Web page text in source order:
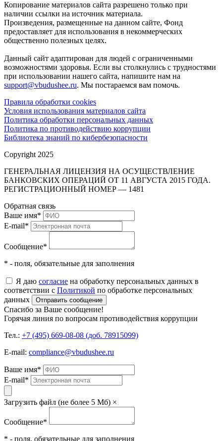
Копирование материалов сайта разрешено только при
наличии ссылки на источник материала.
Произведения, размещенные на данном сайте, Фонд
предоставляет для использования в некоммерческих
общественно полезных целях.
Данный сайт адаптирован для людей с ограниченными
возможностями здоровья. Если вы столкнулись с трудностями
при использовании нашего сайта, напишите нам на
support@vbudushee.ru. Мы постараемся вам помочь.
Правила обработки cookies
Условия использования материалов сайта
Политика обработки персональных данных
Политика по противодействию коррупции
Библиотека знаний по кибербезопасности
Copyright 2025
ГЕНЕРАЛЬНАЯ ЛИЦЕНЗИЯ НА ОСУЩЕСТВЛЕНИЕ
БАНКОВСКИХ ОПЕРАЦИЙ ОТ 11 АВГУСТА 2015 ГОДА.
РЕГИСТРАЦИОННЫЙ НОМЕР — 1481
Обратная связь
Ваше имя*
E-mail*
Сообщение*
* - поля, обязательные для заполнения
Я даю согласие на обработку персональных данных в
соответствии с Политикой по обработке персональных
данных
Отправить сообщение
Спасибо за Ваше сообщение!
Горячая линия по вопросам противодействия коррупции
Тел.: +7 (495) 669-08-08 (доб. 78915099)
E-mail: compliance@vbudushee.ru
Ваше имя*
E-mail*
Загрузить файл (не более 5 Мб) ×
Сообщение*
* - поля, обязательные для заполнения